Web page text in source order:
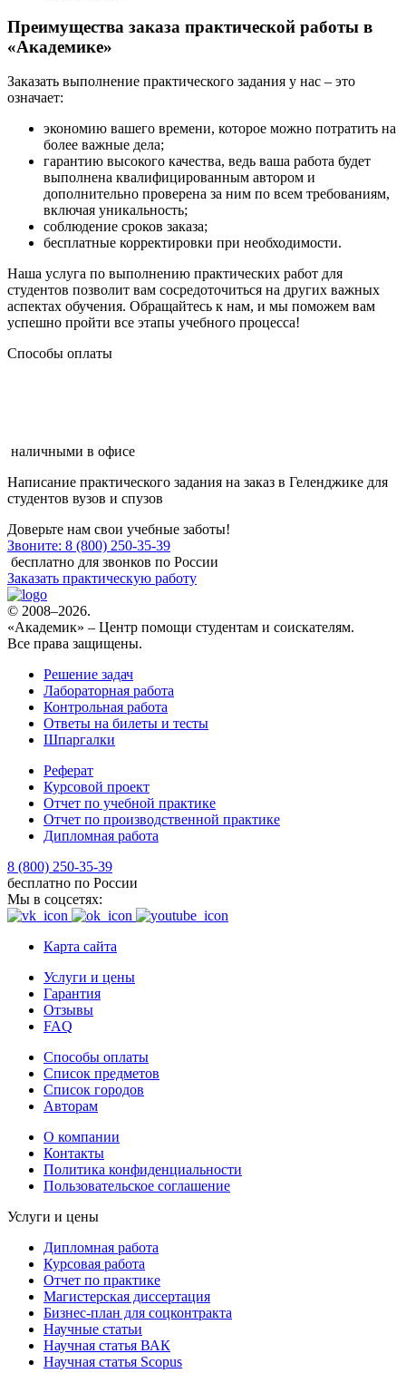
Преимущества заказа практической работы в
«Академике»
Заказать выполнение практического задания у нас – это
означает:
экономию вашего времени, которое можно потратить на
более важные дела;
гарантию высокого качества, ведь ваша работа будет
выполнена квалифицированным автором и
дополнительно проверена за ним по всем требованиям,
включая уникальность;
соблюдение сроков заказа;
бесплатные корректировки при необходимости.
Наша услуга по выполнению практических работ для
студентов позволит вам сосредоточиться на других важных
аспектах обучения. Обращайтесь к нам, и мы поможем вам
успешно пройти все этапы учебного процесса!
Способы оплаты
наличными в офисе
Написание практического задания на заказ в Геленджике для
студентов вузов и спузов
Доверьте нам свои учебные заботы!
Звоните: 8 (800) 250-35-39
бесплатно для звонков по России
Заказать практическую работу
© 2008–2026.
«Академик» – Центр помощи студентам и соискателям.
Все права защищены.
Решение задач
Лабораторная работа
Контрольная работа
Ответы на билеты и тесты
Шпаргалки
Реферат
Курсовой проект
Отчет по учебной практике
Отчет по производственной практике
Дипломная работа
8 (800) 250-35-39
бесплатно по России
Мы в соцсетях:
Карта сайта
Услуги и цены
Гарантия
Отзывы
FAQ
Способы оплаты
Список предметов
Список городов
Авторам
О компании
Контакты
Политика конфиденциальности
Пользовательское соглашение
Услуги и цены
Дипломная работа
Курсовая работа
Отчет по практике
Магистерская диссертация
Бизнес-план для соцконтракта
Научные статьи
Научная статья ВАК
Научная статья Scopus